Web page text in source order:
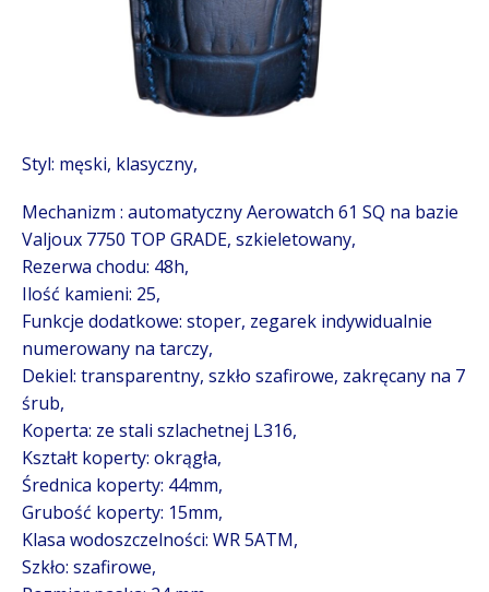
Styl: męski, klasyczny,
Mechanizm : automatyczny Aerowatch 61 SQ na bazie
Valjoux 7750 TOP GRADE, szkieletowany,
Rezerwa chodu: 48h,
Ilość kamieni: 25,
Funkcje dodatkowe: stoper, zegarek indywidualnie
numerowany na tarczy,
Dekiel: transparentny, szkło szafirowe, zakręcany na 7
śrub,
Koperta: ze stali szlachetnej L316,
Kształt koperty: okrągła,
Średnica koperty: 44mm,
Grubość koperty: 15mm,
Klasa wodoszczelności: WR 5ATM,
Szkło: szafirowe,